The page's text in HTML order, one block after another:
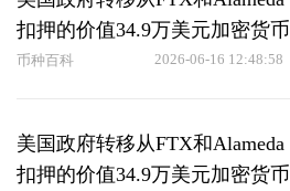
扣押的价值34.9万美元加密货币
币种百科 2026-06-16 12:48:58
美国政府转移从FTX和Alameda
扣押的价值34.9万美元加密货币